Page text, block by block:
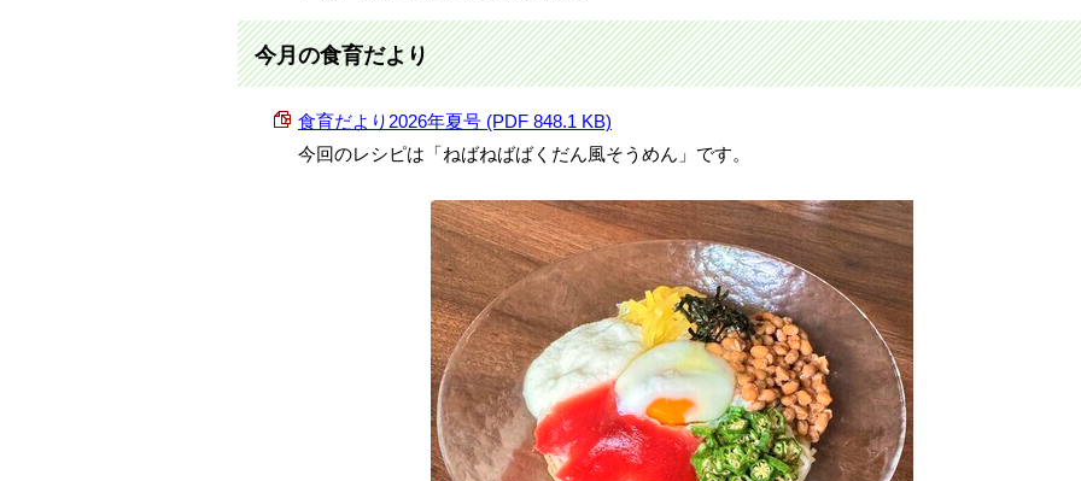
今月の食育だより
食育だより2026年夏号 (PDF 848.1 KB)
今回のレシピは「ねばねばばくだん風そうめん」です。